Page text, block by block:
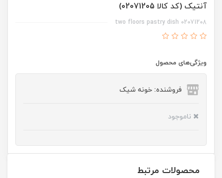
آنتیک (کد کالا 02071205)
two floors pastry dish 02071208
ویژگی‌های محصول
فروشنده: خونه شیک
ناموجود
محصولات مرتبط